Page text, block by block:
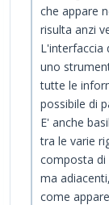
che appare
risulta anzi
L'interfaccia
uno
tutte le
possibile di
E' anche
tra le varie
composta di
ma
come